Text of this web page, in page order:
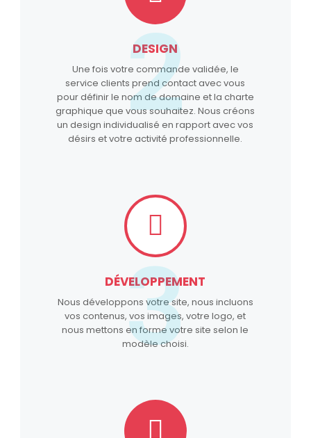
DESIGN
Une fois votre commande validée, le
service clients prend contact avec vous
pour définir le nom de domaine et la charte
graphique que vous souhaitez. Nous créons
un design individualisé en rapport avec vos
désirs et votre activité professionnelle.
2
DÉVELOPPEMENT
Nous développons votre site, nous incluons
vos contenus, vos images, votre logo, et
nous mettons en forme votre site selon le
modèle choisi.
3